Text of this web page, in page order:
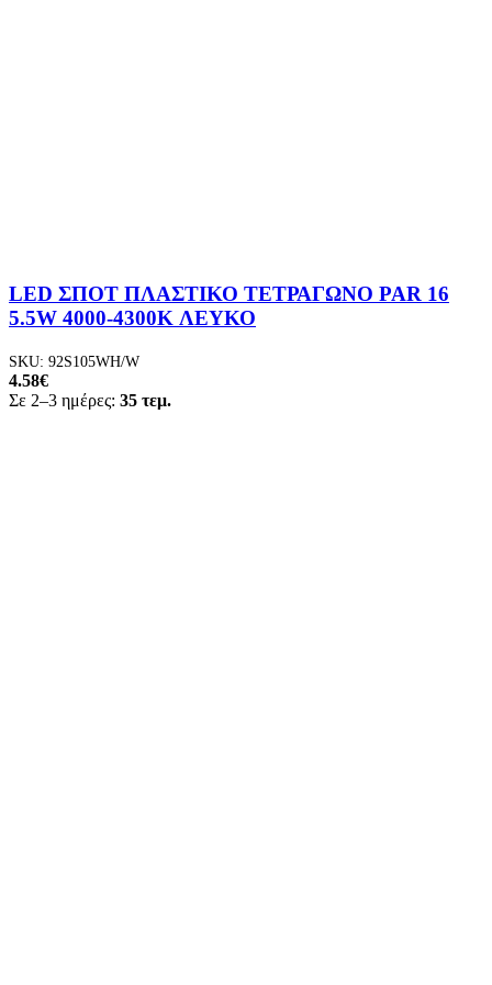
LED ΣΠΟΤ ΠΛΑΣΤΙΚΟ ΤΕΤΡΑΓΩΝΟ PAR 16
5.5W 4000-4300K ΛΕΥΚΟ
SKU: 92S105WH/W
4.58€
Σε 2–3 ημέρες: 35 τεμ.